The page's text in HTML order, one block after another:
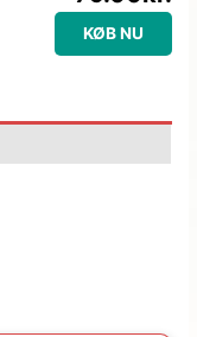
KØB NU